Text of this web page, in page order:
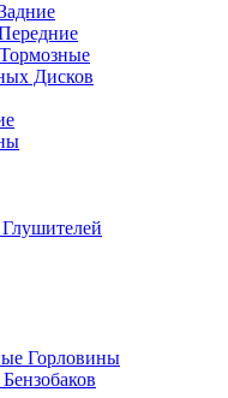
Дисков
Горловины